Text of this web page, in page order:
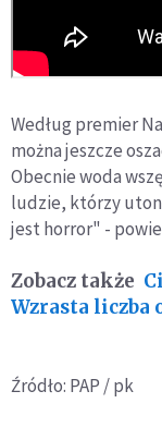
Według premier
można jeszcze
Obecnie woda
ludzie, którzy
jest horror" -
Zobacz także
Wzrasta liczba
Źródło: PAP / pk